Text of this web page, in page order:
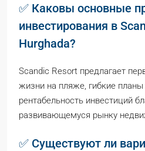
✅ Каковы основные
инвестирования в
Hurghada?
Scandic Resort предлагает
жизни на пляже, гибкие
рентабельность инвестиций
развивающемуся рынку
✅ Существуют ли